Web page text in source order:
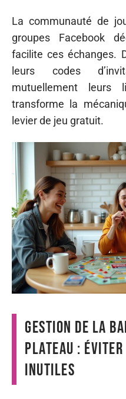
La communauté de
groupes Facebook
facilite ces échanges.
leurs codes
mutuellement leurs
transforme la
levier de jeu gratuit.
Gestion de la
plateau :
inutiles